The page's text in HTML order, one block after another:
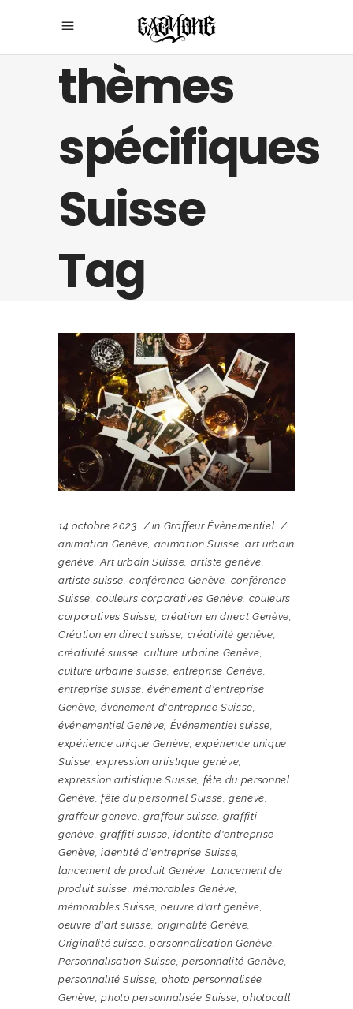
thèmes
spécifiques
Suisse
Tag
14 octobre 2023 in Graffeur Évènementiel
animation Genève, animation Suisse,art urbain
genève,Art urbain Suisse, artiste genève,
artiste suisse,conférence Genève, conférence
Suisse,couleurs corporatives Genève, couleurs
corporatives Suisse, création en direct Genève,
Création en direct suisse, créativité genève,
créativité suisse,culture urbaine Genève,
culture urbaine suisse, entreprise Genève,
entreprise suisse,événement d'entreprise
Genève,événement d'entreprise Suisse,
événementiel Genève, Événementiel suisse,
expérience unique Genève, expérience unique
Suisse,expression artistique genève,
expression artistique Suisse, fête du personnel
Genève,fête du personnel Suisse,genève,
graffeur geneve,graffeur suisse,graffiti
genève,graffiti suisse,identité d'entreprise
Genève,identité d'entreprise Suisse,
lancement de produit Genève, Lancement de
produit suisse,mémorables Genève,
mémorables Suisse,oeuvre d'art genève,
oeuvre d'art suisse, originalité Genève,
Originalité suisse,personnalisation Genève,
Personnalisation Suisse,personnalité Genève,
personnalité Suisse, photo personnalisée
Genève,photo personnalisée Suisse,photocall